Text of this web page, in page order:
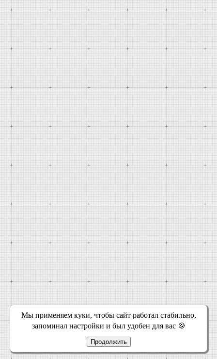
Мы применяем куки, чтобы сайт работал стабильно,
запоминал настройки и был удобен для вас 🍪
Продолжить